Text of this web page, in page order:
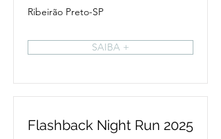
Ribeirão Preto-SP
SAIBA +
Flashback Night Run 2025